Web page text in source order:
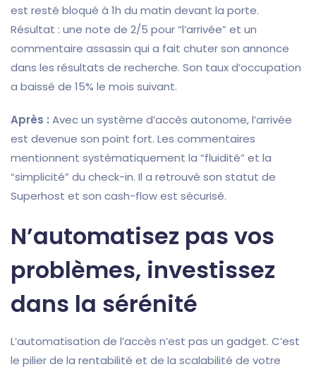
est resté bloqué à 1h du matin devant la porte.
Résultat : une note de 2/5 pour “l’arrivée” et un
commentaire assassin qui a fait chuter son annonce
dans les résultats de recherche. Son taux d’occupation
a baissé de 15% le mois suivant.
Après : Avec un système d’accès autonome, l’arrivée
est devenue son point fort. Les commentaires
mentionnent systématiquement la “fluidité” et la
“simplicité” du check-in. Il a retrouvé son statut de
Superhost et son cash-flow est sécurisé.
N’automatisez pas vos
problèmes, investissez
dans la sérénité
L’automatisation de l’accès n’est pas un gadget. C’est
le pilier de la rentabilité et de la scalabilité de votre